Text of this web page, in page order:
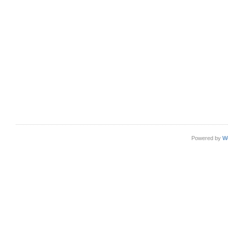
Powered by